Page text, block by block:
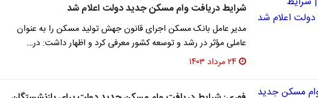
شرایط دریافت وام مسکن جدید دولت اعلام شد
مدیر عامل بانک مسکن اجرای قانون جهش تولید مسکن را به عنوان
عاملی مؤثر در رشد و توسعه کشور معرفی کرد و اظهار داشت: در…
۲۴ مرداد ۱۴۰۳